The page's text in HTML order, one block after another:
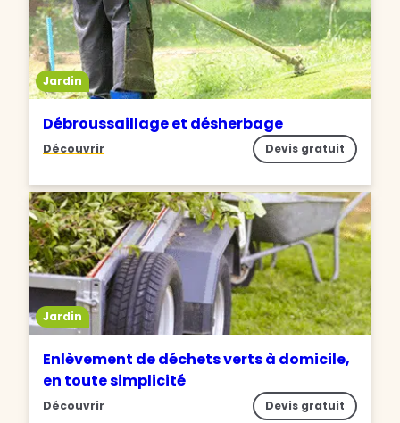
Jardin
Débroussaillage et désherbage
Découvrir Devis gratuit
Jardin
Enlèvement de déchets verts à domicile,
en toute simplicité
Découvrir Devis gratuit